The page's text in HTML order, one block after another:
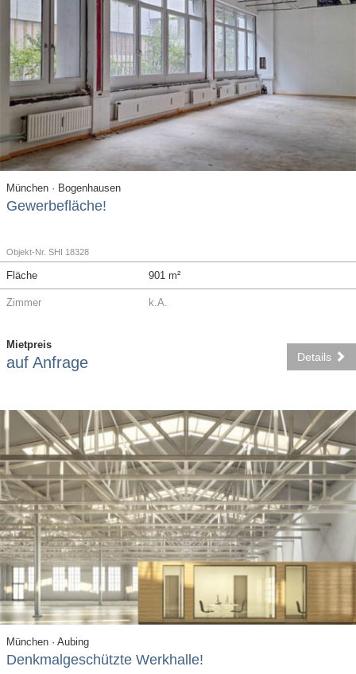
München · Bogenhausen
Gewerbefläche!
Objekt-Nr. SHI 18328
Fläche 901 m²
Zimmer k.A.
Mietpreis
auf Anfrage Details
München · Aubing
Denkmalgeschützte Werkhalle!